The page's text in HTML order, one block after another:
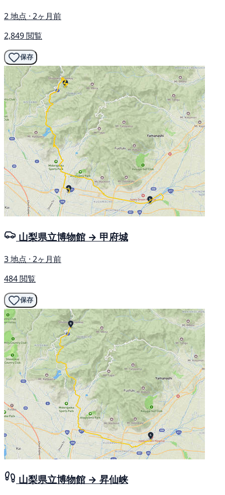
2 地点 · 2ヶ月前
2,849 閲覧
保存
山梨県立博物館 → 甲府城
3 地点 · 2ヶ月前
484 閲覧
保存
山梨県立博物館 → 昇仙峡